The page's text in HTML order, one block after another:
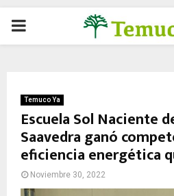
P
M
A
Temuco Ya
Escuela Sol Naciente
Saavedra ganó
eficiencia energética
Noviembre 30, 2022